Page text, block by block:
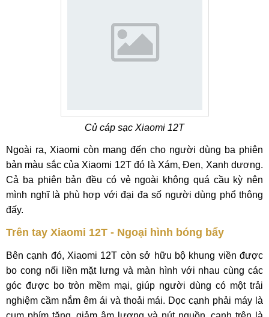
Củ cáp sạc Xiaomi 12T
Ngoài ra, Xiaomi còn mang đến cho người dùng ba phiên
bản màu sắc của Xiaomi 12T đó là Xám, Đen, Xanh dương.
Cả ba phiên bản đều có vẻ ngoài không quá cầu kỳ nên
mình nghĩ là phù hợp với đại đa số người dùng phổ thông
đấy.
Trên tay Xiaomi 12T - Ngoại hình bóng bẩy
Bên cạnh đó, Xiaomi 12T còn sở hữu bộ khung viền được
bo cong nối liền mặt lưng và màn hình với nhau cùng các
góc được bo tròn mềm mại, giúp người dùng có một trải
nghiệm cầm nắm êm ái và thoải mái. Dọc cạnh phải máy là